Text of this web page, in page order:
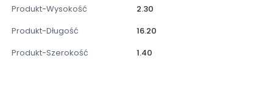
Produkt-Wysokość
2.30
Produkt-Długość
16.20
Produkt-Szerokość
1.40